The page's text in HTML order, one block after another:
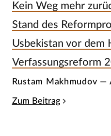
Kein Weg mehr
Stand des
Usbekistan vor dem
Verfassungsreform
Rustam Makhmudov —
Zum Beitrag